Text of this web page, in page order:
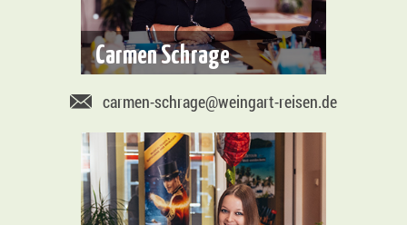
Carmen Schrage
carmen-schrage@weingart-reisen.de